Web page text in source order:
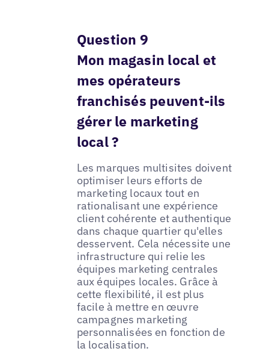
Question 9
Mon magasin local et
mes opérateurs
franchisés peuvent-ils
gérer le marketing
local ?
Les marques multisites doivent
optimiser leurs efforts de
marketing locaux tout en
rationalisant une expérience
client cohérente et authentique
dans chaque quartier qu'elles
desservent. Cela nécessite une
infrastructure qui relie les
équipes marketing centrales
aux équipes locales. Grâce à
cette flexibilité, il est plus
facile à mettre en œuvre
campagnes marketing
personnalisées en fonction de
la localisation.